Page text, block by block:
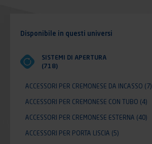
Disponibile in questi universi
SISTEMI DI APERTURA
(718)
ACCESSORI PER CREMONESE DA INCASSO (7)
ACCESSORI PER CREMONESE CON TUBO (4)
ACCESSORI PER CREMONESE ESTERNA (40)
ACCESSORI PER PORTA LISCIA (5)